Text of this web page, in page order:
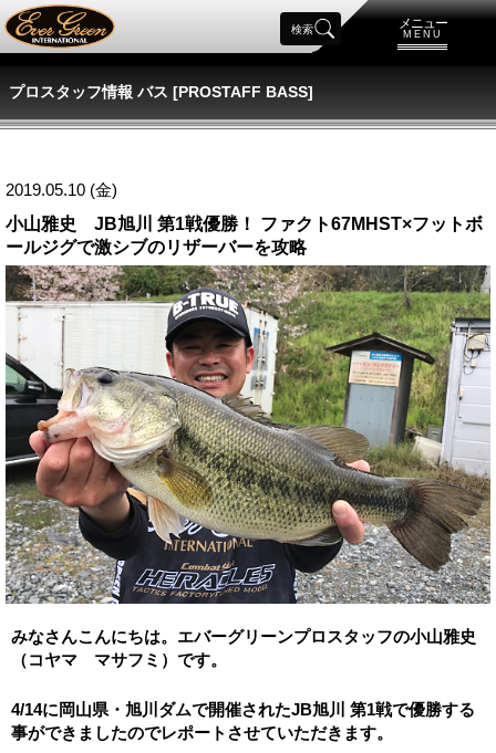
メニュー
MENU
検索
プロスタッフ情報 バス [PROSTAFF BASS]
2019.05.10 (金)
小山雅史 JB旭川 第1戦優勝！ ファクト67MHST×フットボ
ールジグで激シブのリザーバーを攻略
みなさんこんにちは。エバーグリーンプロスタッフの小山雅史
（コヤマ マサフミ）です。
4/14に岡山県・旭川ダムで開催されたJB旭川 第1戦で優勝する
事ができましたのでレポートさせていただきます。